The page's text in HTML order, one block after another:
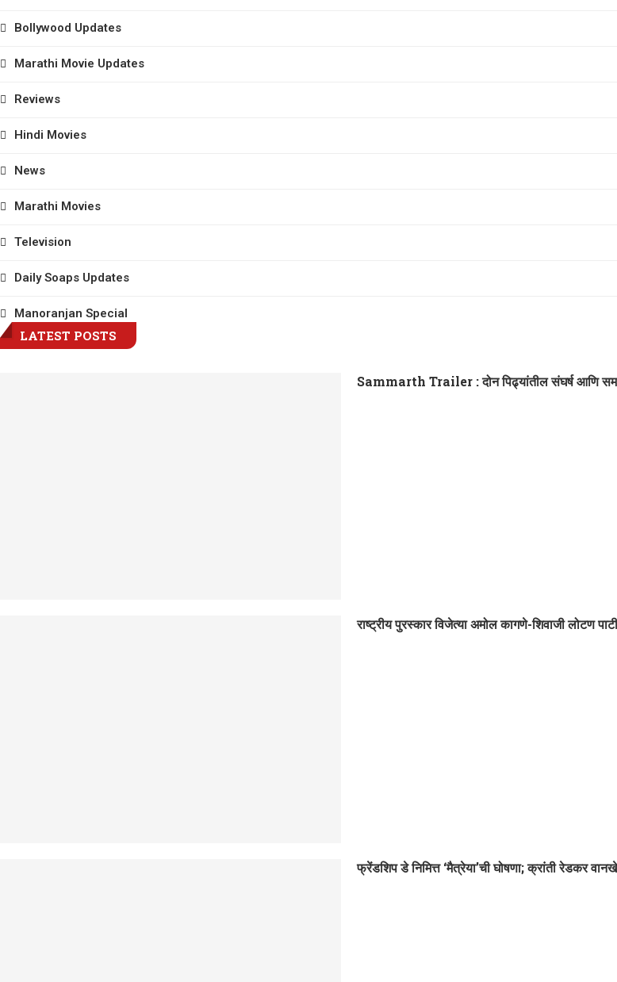
Bollywood Updates
Marathi Movie Updates
Reviews
Hindi Movies
News
Marathi Movies
Television
Daily Soaps Updates
Manoranjan Special
LATEST POSTS
Sammarth Trailer : दोन पिढ्यांतील संघर्ष आणि
राष्ट्रीय पुरस्कार विजेत्या अमोल कागणे-शिवाजी लोटण
फ्रेंडशिप डे निमित्त ‘मैत्रेया’ची घोषणा; क्रांती रेडकर